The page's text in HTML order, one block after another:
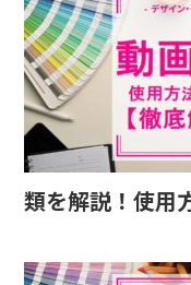
類を解説！使用